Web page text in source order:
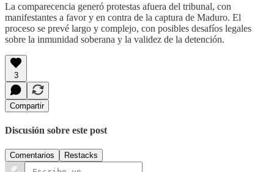
La comparecencia generó protestas afuera del tribunal, con
manifestantes a favor y en contra de la captura de Maduro. El
proceso se prevé largo y complejo, con posibles desafíos legales
sobre la inmunidad soberana y la validez de la detención.
3
Compartir
Discusión sobre este post
Comentarios Restacks